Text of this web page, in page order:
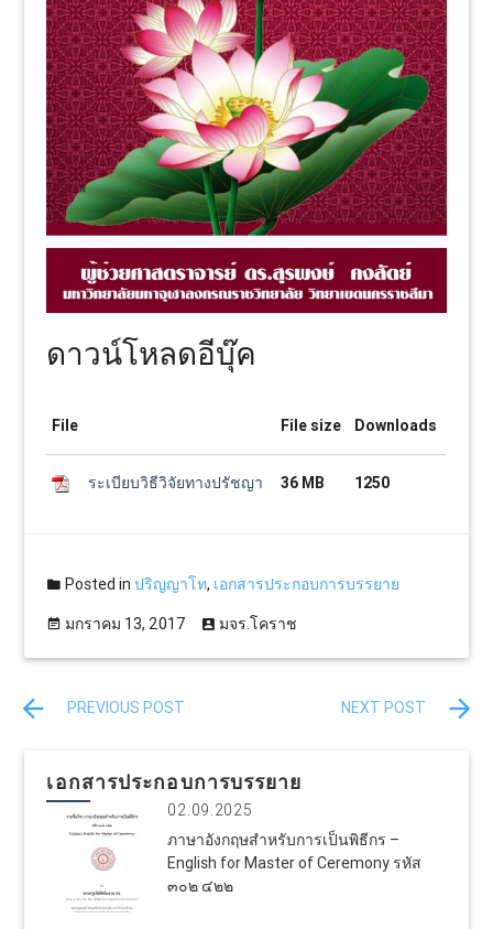
ดาวน์โหลดอีบุ๊ค
File File size Downloads
ระเบียบวิธีวิจัยทางปรัชญา 36 MB 1250
Posted inปริญญาโท, เอกสารประกอบการบรรยาย
มกราคม 13, 2017
มจร.โคราช
PREVIOUS POST NEXT POST
เอกสารประกอบการบรรยาย
02.09.2025
ภาษาอังกฤษสำหรับการเป็นพิธีกร –
English for Master of Ceremony รหัส
๓๐๒ ๔๒๒